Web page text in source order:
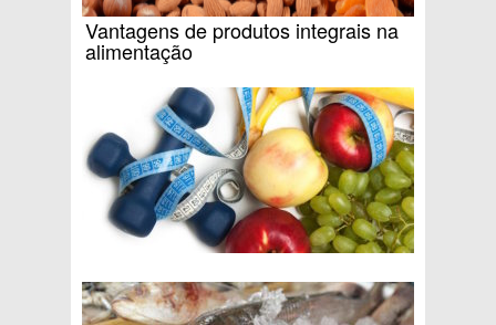
Vantagens de produtos integrais na
alimentação